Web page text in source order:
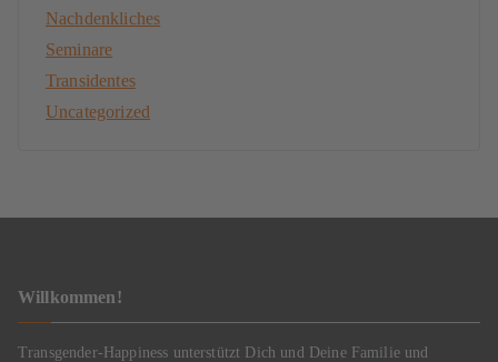
Nachdenkliches
Seminare
Transidentes
Uncategorized
Willkommen!
Transgender-Happiness unterstützt Dich und Deine Familie und